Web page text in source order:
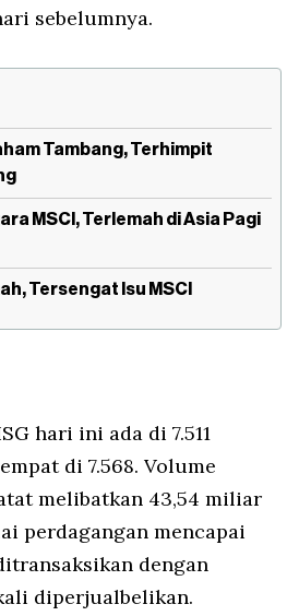
sebelumnya.
Tambang, Terhimpit
MSCI, Terlemah di Asia Pagi
Tersengat Isu MSCI
hari ini ada di 7.511
di 7.568. Volume
melibatkan 43,54 miliar
perdagangan mencapai
dengan
diperjualbelikan.